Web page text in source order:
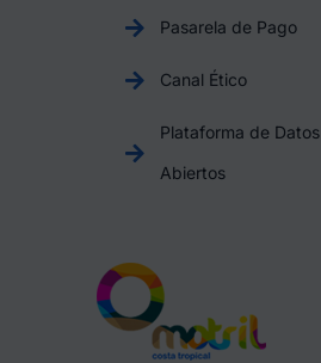
Pasarela de Pago
Canal Ético
Plataforma de Datos
Abiertos